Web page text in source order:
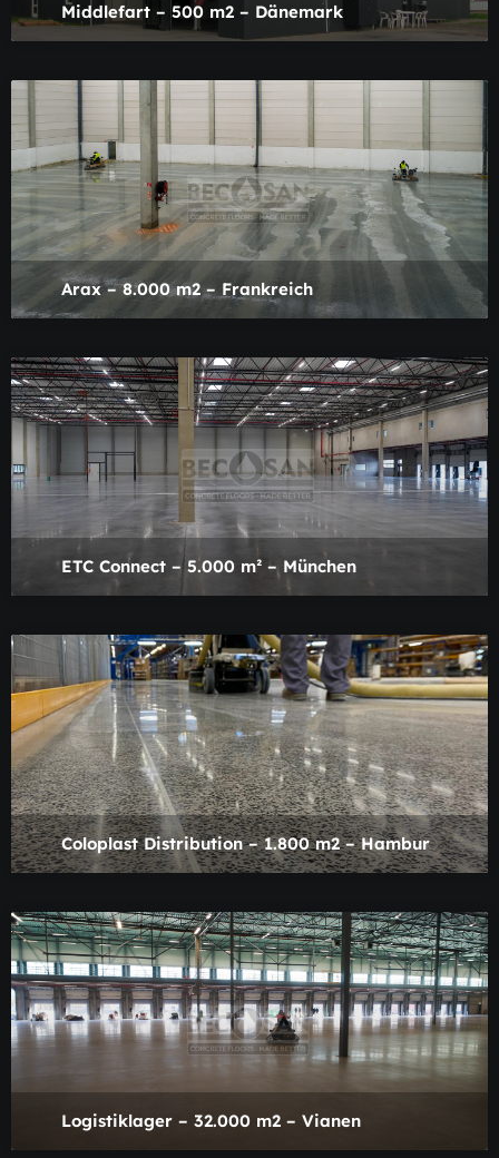
Middlefart – 500 m2 – Dänemark
Arax – 8.000 m2 – Frankreich
ETC Connect – 5.000 m² – München
Coloplast Distribution – 1.800 m2 – Hambur
Logistiklager – 32.000 m2 – Vianen